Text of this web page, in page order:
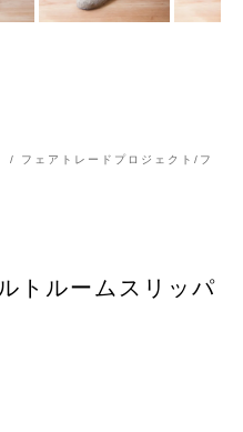
/
フェアトレードプロジェクト/フ
トルームスリッパ